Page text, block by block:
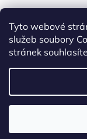
Tyto webové
služeb soubory
stránek